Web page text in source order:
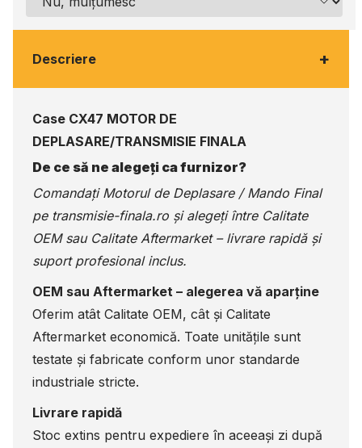
Descriere +
Case CX47 MOTOR DE
DEPLASARE/TRANSMISIE FINALA
De ce să ne alegeți ca furnizor?
Comandați Motorul de Deplasare / Mando Final
pe transmisie-finala.ro și alegeți între Calitate
OEM sau Calitate Aftermarket – livrare rapidă și
suport profesional inclus.
OEM sau Aftermarket – alegerea vă aparține
Oferim atât Calitate OEM, cât și Calitate
Aftermarket economică. Toate unitățile sunt
testate și fabricate conform unor standarde
industriale stricte.
Livrare rapidă
Stoc extins pentru expediere în aceeași zi după